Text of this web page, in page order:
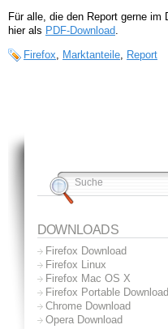
Für alle, die den Report gerne
hier als PDF-Download
Firefox
Marktanteile Report
DOWNLOADS
Firefox Download
Firefox Linux
Firefox Mac OS X
Firefox Portable Download
Chrome Download
Opera Download